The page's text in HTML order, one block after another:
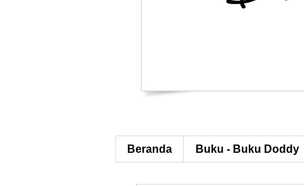
Beranda Buku - Buku Doddy